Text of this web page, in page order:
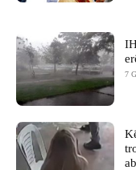
7